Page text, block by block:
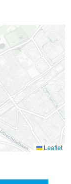
Leaflet